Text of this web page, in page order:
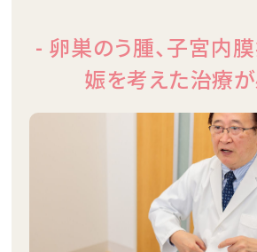
- 卵巣のう腫、子宮内
娠を考えた治療